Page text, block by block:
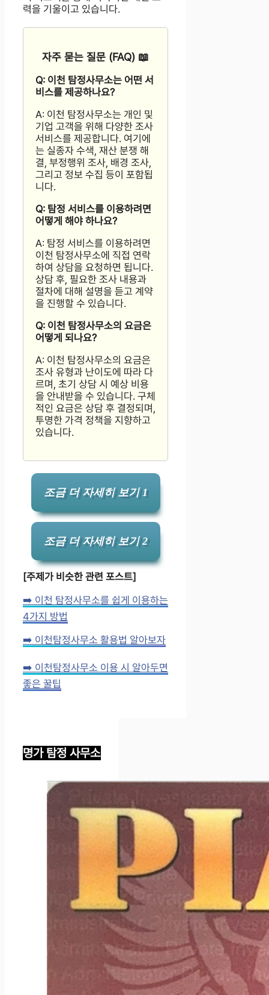
력을 기울이고 있습니다.
자주 묻는 질문 (FAQ) 📖
Q: 이천 탐정사무소는 어떤 서
비스를 제공하나요?
A: 이천 탐정사무소는 개인 및
기업 고객을 위해 다양한 조사
서비스를 제공합니다. 여기에
는 실종자 수색, 재산 분쟁 해
결, 부정행위 조사, 배경 조사,
그리고 정보 수집 등이 포함됩
니다.
Q: 탐정 서비스를 이용하려면
어떻게 해야 하나요?
A: 탐정 서비스를 이용하려면
이천 탐정사무소에 직접 연락
하여 상담을 요청하면 됩니다.
상담 후, 필요한 조사 내용과
절차에 대해 설명을 듣고 계약
을 진행할 수 있습니다.
Q: 이천 탐정사무소의 요금은
어떻게 되나요?
A: 이천 탐정사무소의 요금은
조사 유형과 난이도에 따라 다
르며, 초기 상담 시 예상 비용
을 안내받을 수 있습니다. 구체
적인 요금은 상담 후 결정되며,
투명한 가격 정책을 지향하고
있습니다.
조금 더 자세히 보기 1
조금 더 자세히 보기 2
[주제가 비슷한 관련 포스트]
➡️ 이천 탐정사무소를 쉽게 이용하는
4가지 방법
➡️ 이천탐정사무소 활용법 알아보자
➡️ 이천탐정사무소 이용 시 알아두면
좋은 꿀팁
명가 탐정 사무소